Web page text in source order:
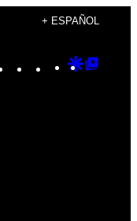
+ ESPAÑOL
Instagram
TikTok
YouTube
Google